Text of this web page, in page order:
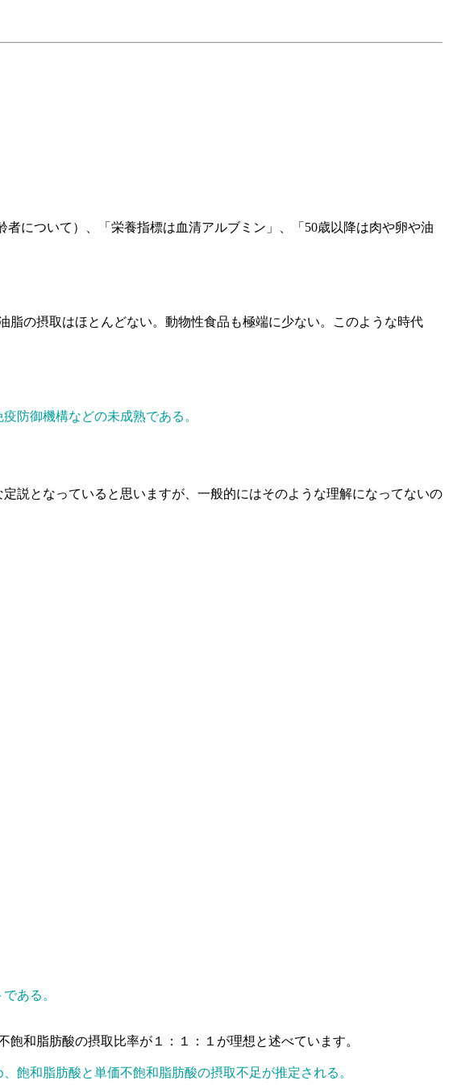
について）、「栄養指標は血清アルブミン」、「50歳以降は肉や卵や油
脂の摂取はほとんどない。動物性食品も極端に少ない。このような時代
防御機構などの未成熟である。
説となっていると思いますが、一般的にはそのような理解になってないの
ある。
和脂肪酸の摂取比率が１：１：１が理想と述べています。
飽和脂肪酸と単価不飽和脂肪酸の摂取不足が推定される。